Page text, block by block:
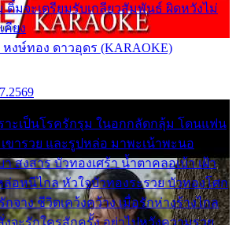
ติ๋มจะเตรียมรับเกลียวสัมพันธ์ ผิดหวังไม่
คียง
งษ์ทอง ดาวอุดร (KARAOKE)
าะเป็นโรครักรุม ในอกกลัดกลุ้ม โดนแฟน
ขารวย และรูปหล่อ มาพะเน้าพะนอ
า สงสาร บัวทองเศร้า น้ำตาคลอเบ้า เฝ้า
อหนีไกล หัวใจบัวทองระรวย บัวทองโศก
กจาง ชีวิตเคว้งคว้าง เมื่อรักห่างร้างไกล
จะรักใครสักครั้ง อย่าไปหวังความรวย